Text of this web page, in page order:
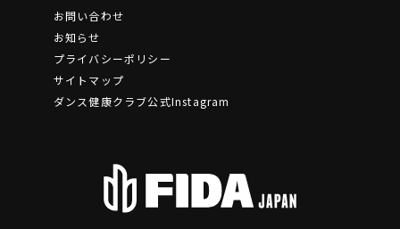
お問い合わせ
お知らせ
プライバシーポリシー
サイトマップ
ダンス健康クラブ公式Instagram